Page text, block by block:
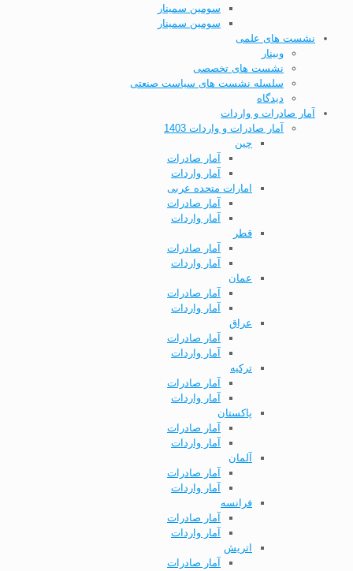
سومین سمینار
سومین سمینار
نشست های علمی
وبینار
نشست های تخصصی
سلسله نشست های سیاست صنعتی
دیدگاه
آمار صادرات و واردات
آمار صادرات و واردات 1403
چین
آمار صادرات
آمار واردات
امارات متحده عربی
آمار صادرات
آمار واردات
قطر
آمار صادرات
آمار واردات
عمان
آمار صادرات
آمار واردات
عراق
آمار صادرات
آمار واردات
ترکیه
آمار صادرات
آمار واردات
پاکستان
آمار صادرات
آمار واردات
آلمان
آمار صادرات
آمار واردات
فرانسه
آمار صادرات
آمار واردات
اتریش
آمار صادرات